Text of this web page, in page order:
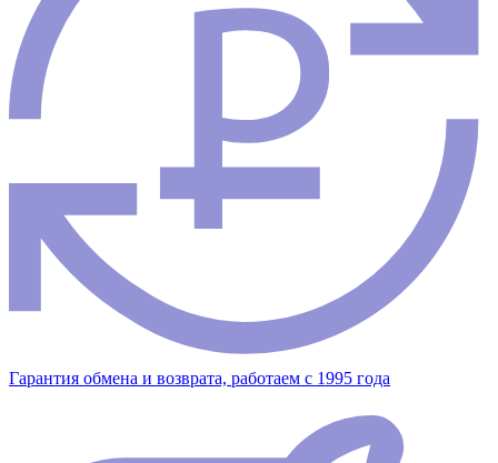
Гарантия обмена и возврата, работаем с 1995 года